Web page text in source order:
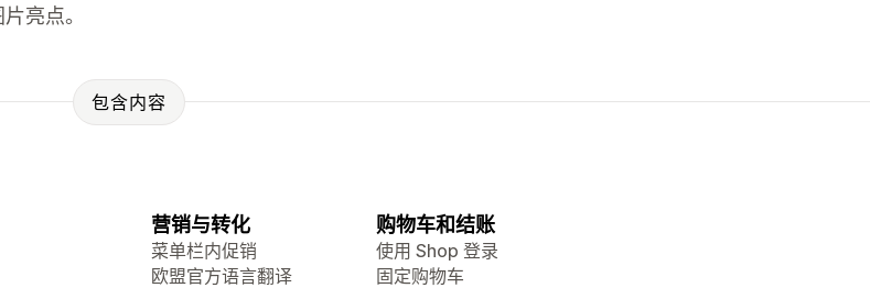
亮点。
包含内容
营销与转化
菜单栏内促销
欧盟官方语言翻译
购物车和结账
使用 Shop 登录
固定购物车